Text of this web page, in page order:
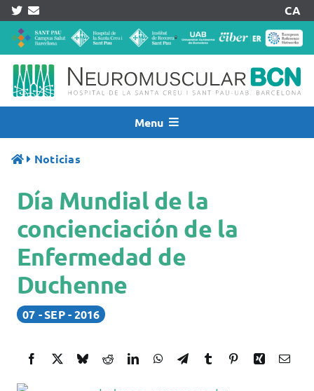
Skip
content
CA
Menu
Quiénes Somos
Investigación
Pacientes
Acreditaciones
Registros
Servicios
Cómo colaborar
Noticias
Día Mundial de la
concienciación de la
Enfermedad de
Duchenne
07 SEP 2016